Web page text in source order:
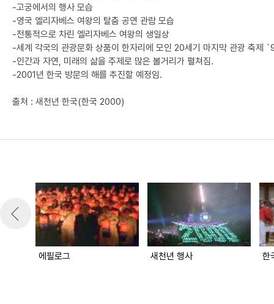
-고궁에서의 행사 모습
-영국 엘리자베스 여왕의 탈춤 공연 관람 모습
-전통적으로 차린 엘리자베스 여왕의 생일상
-세계 각국의 관광문화 상품이 한자리에 모인 20세기 마지막 관광 축제
-인간과 자연, 미래의 삶을 주제로 많은 볼거리가 펼쳐짐.
-2001년 한국 방문의 해를 추진할 예정임.
출처 : 새천년 한국(한국 2000)
에필로그 새천년 행사 한